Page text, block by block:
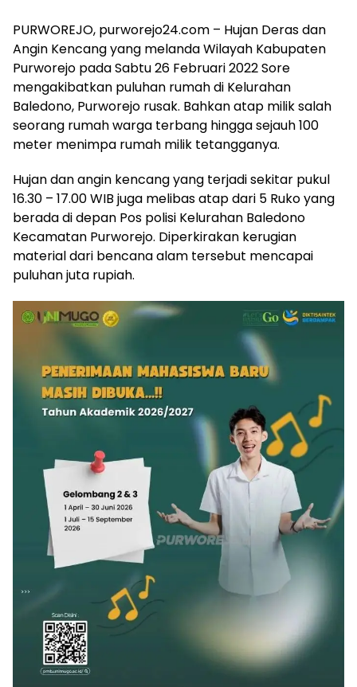
PURWOREJO, purworejo24.com – Hujan Deras dan
Angin Kencang yang melanda Wilayah Kabupaten
Purworejo pada Sabtu 26 Februari 2022 Sore
mengakibatkan puluhan rumah di Kelurahan
Baledono, Purworejo rusak. Bahkan atap milik salah
seorang rumah warga terbang hingga sejauh 100
meter menimpa rumah milik tetangganya.
Hujan dan angin kencang yang terjadi sekitar pukul
16.30 – 17.00 WIB juga melibas atap dari 5 Ruko yang
berada di depan Pos polisi Kelurahan Baledono
Kecamatan Purworejo. Diperkirakan kerugian
material dari bencana alam tersebut mencapai
puluhan juta rupiah.